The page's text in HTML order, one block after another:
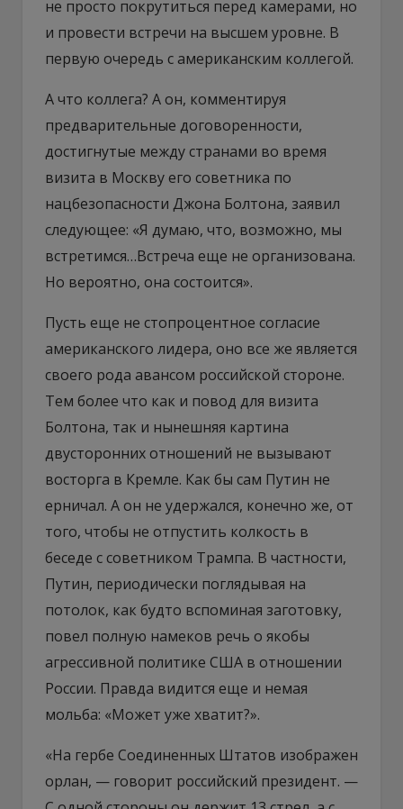
не просто покрутиться перед камерами, но
и провести встречи на высшем уровне. В
первую очередь с американским коллегой.
А что коллега? А он, комментируя
предварительные договоренности,
достигнутые между странами во время
визита в Москву его советника по
нацбезопасности Джона Болтона, заявил
следующее: «Я думаю, что, возможно, мы
встретимся…Встреча еще не организована.
Но вероятно, она состоится».
Пусть еще не стопроцентное согласие
американского лидера, оно все же является
своего рода авансом российской стороне.
Тем более что как и повод для визита
Болтона, так и нынешняя картина
двусторонних отношений не вызывают
восторга в Кремле. Как бы сам Путин не
ерничал. А он не удержался, конечно же, от
того, чтобы не отпустить колкость в
беседе с советником Трампа. В частности,
Путин, периодически поглядывая на
потолок, как будто вспоминая заготовку,
повел полную намеков речь о якобы
агрессивной политике США в отношении
России. Правда видится еще и немая
мольба: «Может уже хватит?».
«На гербе Соединенных Штатов изображен
орлан, — говорит российский президент. —